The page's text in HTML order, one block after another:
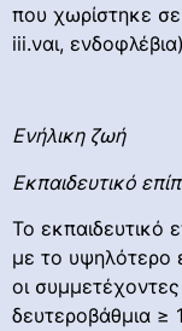
που χωρίστηκε σε
iii.ναι,
Ενήλικη ζωή
Εκπαιδευτικό
Το εκπαιδευτικό
με το υψηλότερο
οι
δευτεροβάθμια ≥